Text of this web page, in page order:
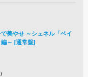
美やせ ～シェネル「ベイ
～ [通常盤]